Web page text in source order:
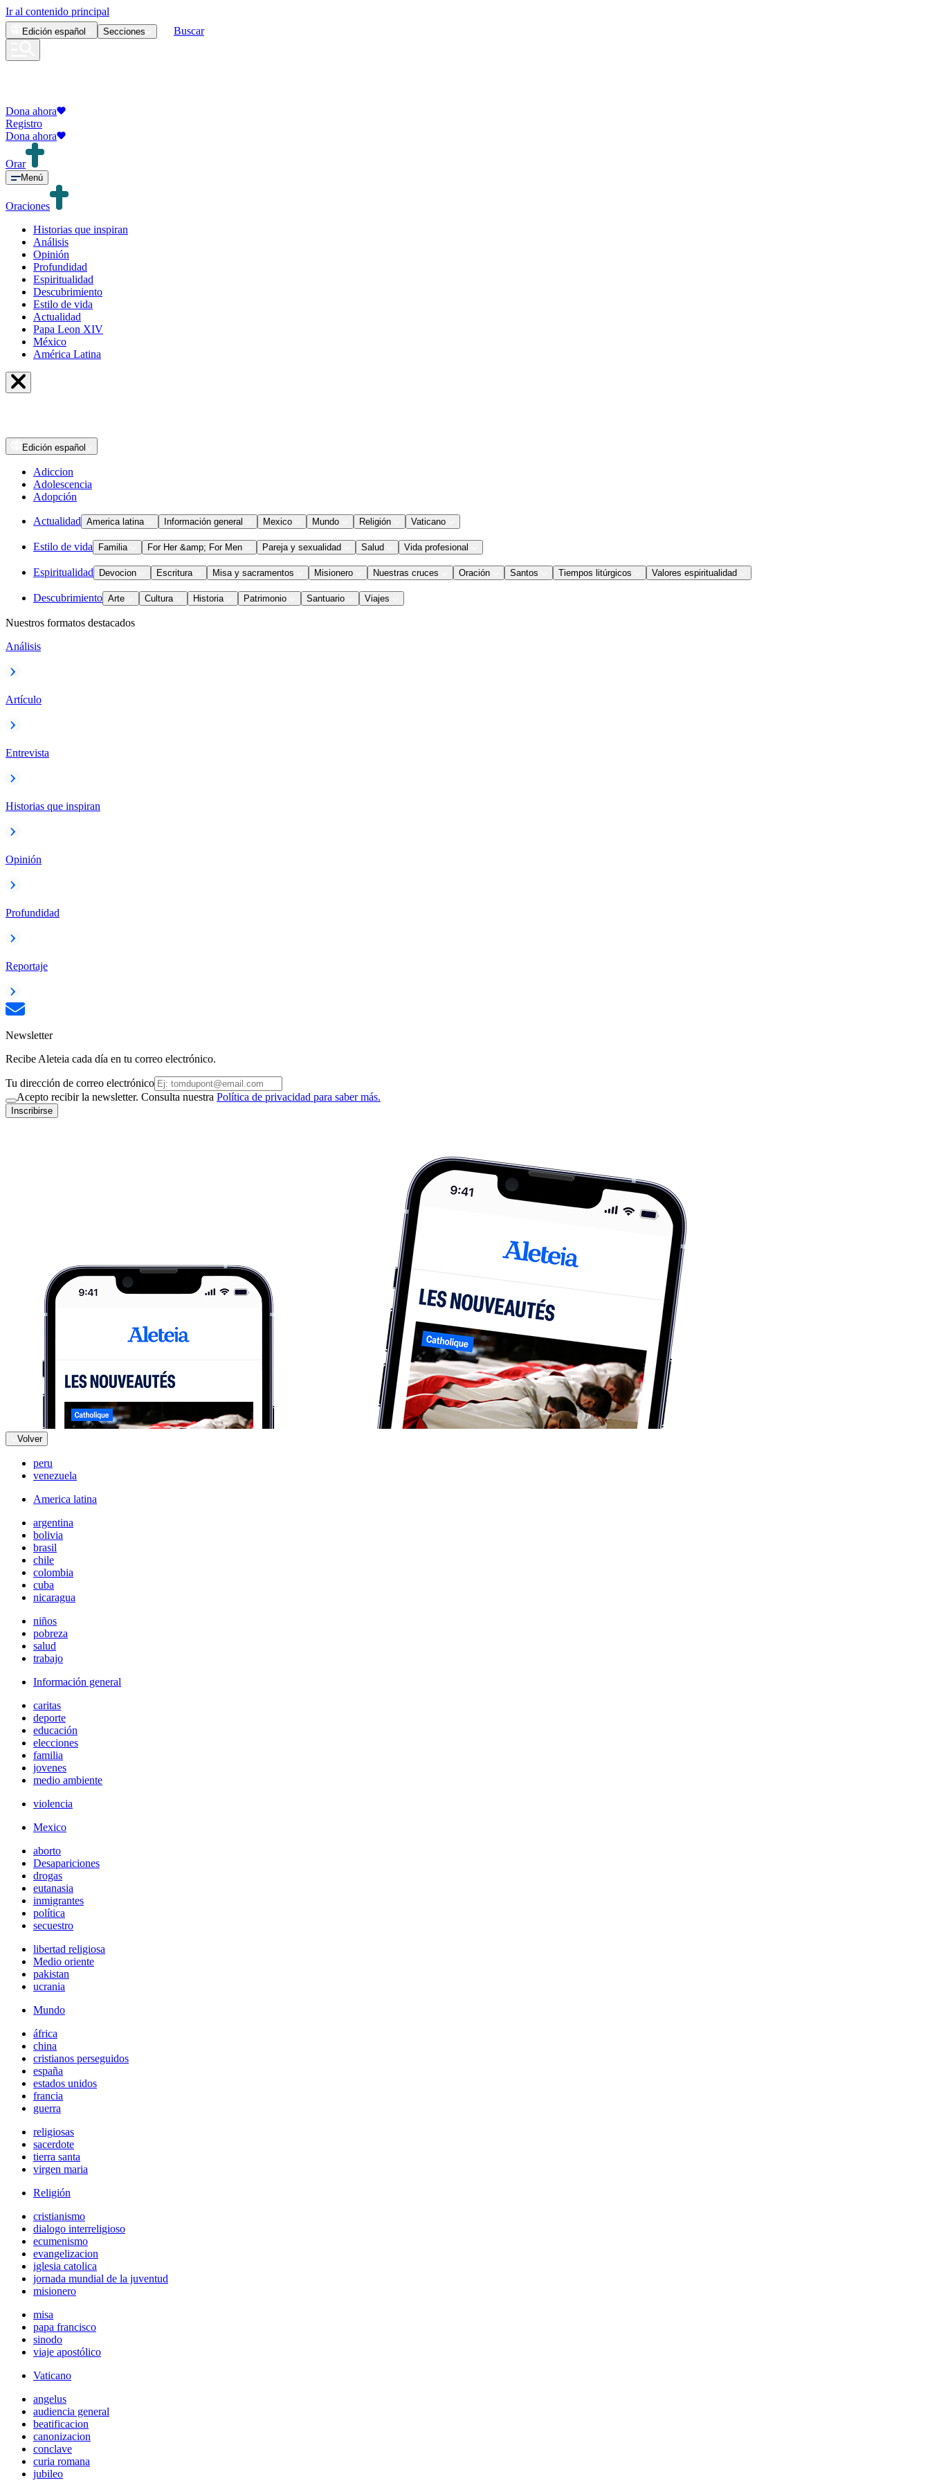
Ir al contenido principal
Edición español Secciones Buscar
Dona ahora
Registro
Dona ahora
Orar
Menú
Oraciones
Historias que inspiran
Análisis
Opinión
Profundidad
Espiritualidad
Descubrimiento
Estilo de vida
Actualidad
Papa Leon XIV
México
América Latina
Edición español
Adiccion
Adolescencia
Adopción
Actualidad America latina Información general Mexico Mundo Religión Vaticano
Estilo de vida Familia For Her &amp; For Men Pareja y sexualidad Salud Vida profesional
Espiritualidad Devocion Escritura Misa y sacramentos Misionero Nuestras cruces Oración Santos Tiempos litúrgicos Valores espiritualidad
Descubrimiento Arte Cultura Historia Patrimonio Santuario Viajes
Nuestros formatos destacados
Análisis
Artículo
Entrevista
Historias que inspiran
Opinión
Profundidad
Reportaje
Newsletter
Recibe Aleteia cada día en tu correo electrónico.
Tu dirección de correo electrónico
Acepto recibir la newsletter. Consulta nuestra Política de privacidad para saber más.
Inscribirse
Volver
peru
venezuela
America latina
argentina
bolivia
brasil
chile
colombia
cuba
nicaragua
niños
pobreza
salud
trabajo
Información general
caritas
deporte
educación
elecciones
familia
jovenes
medio ambiente
violencia
Mexico
aborto
Desapariciones
drogas
eutanasia
inmigrantes
política
secuestro
libertad religiosa
Medio oriente
pakistan
ucrania
Mundo
áfrica
china
cristianos perseguidos
españa
estados unidos
francia
guerra
religiosas
sacerdote
tierra santa
virgen maria
Religión
cristianismo
dialogo interreligioso
ecumenismo
evangelizacion
iglesia catolica
jornada mundial de la juventud
misionero
misa
papa francisco
sinodo
viaje apostólico
Vaticano
angelus
audiencia general
beatificacion
canonizacion
conclave
curia romana
jubileo